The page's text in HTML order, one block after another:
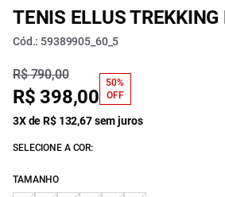
TENIS ELLUS TREKKING
Cód.: 59389905_60_5
R$ 790,00
R$ 398,00
50%
OFF
3X de R$ 132,67 sem juros
SELECIONE A COR:
TAMANHO